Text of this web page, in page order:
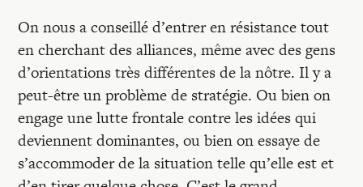
Revues
Colloque
Mon panier
On nous a conseillé d’entrer en résistance tout
en cherchant des alliances, même avec des gens
d’orientations très différentes de la nôtre. Il y a
peut-être un problème de stratégie. Ou bien on
engage une lutte frontale contre les idées qui
deviennent dominantes, ou bien on essaye de
s’accommoder de la situation telle qu’elle est et